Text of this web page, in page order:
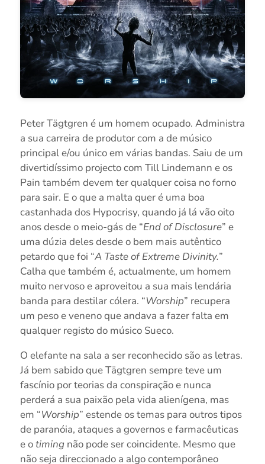
Peter Tägtgren é um homem ocupado. Administra
a sua carreira de produtor com a de músico
principal e/ou único em várias bandas. Saiu de um
divertidíssimo projecto com Till Lindemann e os
Pain também devem ter qualquer coisa no forno
para sair. E o que a malta quer é uma boa
castanhada dos Hypocrisy, quando já lá vão oito
anos desde o meio-gás de “End of Disclosure” e
uma dúzia deles desde o bem mais autêntico
petardo que foi “A Taste of Extreme Divinity.”
Calha que também é, actualmente, um homem
muito nervoso e aproveitou a sua mais lendária
banda para destilar cólera. “Worship” recupera
um peso e veneno que andava a fazer falta em
qualquer registo do músico Sueco.
O elefante na sala a ser reconhecido são as letras.
Já bem sabido que Tägtgren sempre teve um
fascínio por teorias da conspiração e nunca
perderá a sua paixão pela vida alienígena, mas
em “Worship” estende os temas para outros tipos
de paranóia, ataques a governos e farmacêuticas
e otimingnão pode ser coincidente. Mesmo que
não seja direccionado a algo contemporâneo